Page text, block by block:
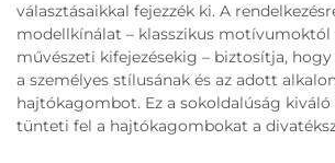
választásaikkal fejezzék ki. A
modellkínálat – klasszikus motívumoktól
művészeti kifejezésekig – biztosítja,
a személyes stílusának és az adott
hajtókagombot. Ez a sokoldalúság
tünteti fel a hajtókagombokat a